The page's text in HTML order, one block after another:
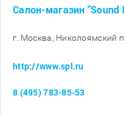
Салон-магазин "Sound
г. Москва, Николоямский
http://www.spl.ru
8 (495) 783-85-53